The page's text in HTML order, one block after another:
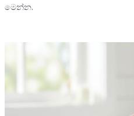
මෙන්න.